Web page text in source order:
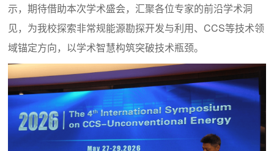
示，期待借助本次学术盛会，汇聚各位专家的前沿学术洞
见，为我校探索非常规能源勘探开发与利用、CCS等技术领
域锚定方向，以学术智慧构筑突破技术瓶颈。